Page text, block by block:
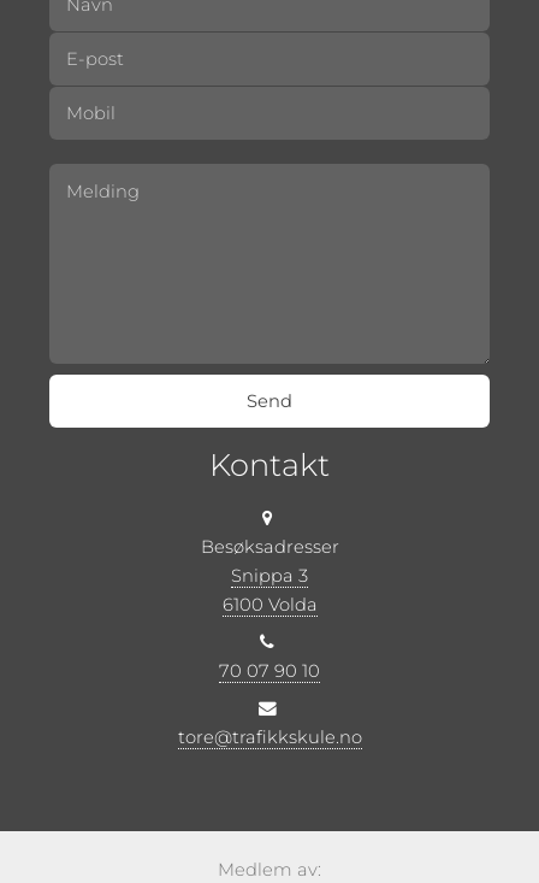
Kontakt
Besøksadresser
Snippa 3
6100 Volda
70 07 90 10
tore@trafikkskule.no
Medlem av: